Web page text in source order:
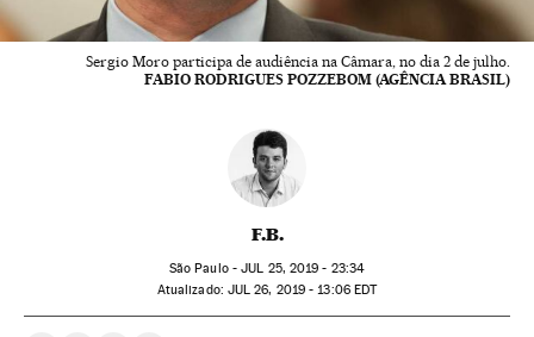
Sergio Moro participa de audiência na Câmara, no dia 2 de julho.
FABIO RODRIGUES POZZEBOM (AGÊNCIA BRASIL)
F.B.
São Paulo -JUL 25, 2019 - 23:34
atualizado: JUL 26, 2019 - 13:06EDT